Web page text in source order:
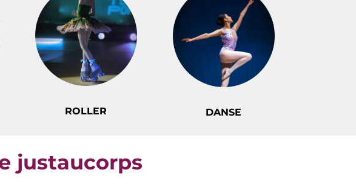
ROLLER DANSE
justaucorps